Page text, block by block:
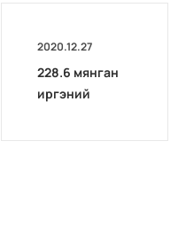
2020.12.27
228.6 мянган
иргэний